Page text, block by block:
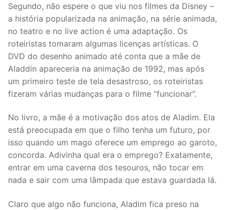
Segundo, não espere o que viu nos filmes da Disney –
a história popularizada na animação, na série animada,
no teatro e no live action é uma adaptação. Os
roteiristas tomaram algumas licenças artísticas. O
DVD do desenho animado até conta que a mãe de
Aladdin apareceria na animação de 1992, mas após
um primeiro teste de tela desastroso, os roteiristas
fizeram várias mudanças para o filme “funcionar”.
No livro, a mãe é a motivação dos atos de Aladim. Ela
está preocupada em que o filho tenha um futuro, por
isso quando um mago oferece um emprego ao garoto,
concorda. Adivinha qual era o emprego? Exatamente,
entrar em uma caverna dos tesouros, não tocar em
nada e sair com uma lâmpada que estava guardada lá.
Claro que algo não funciona, Aladim fica preso na